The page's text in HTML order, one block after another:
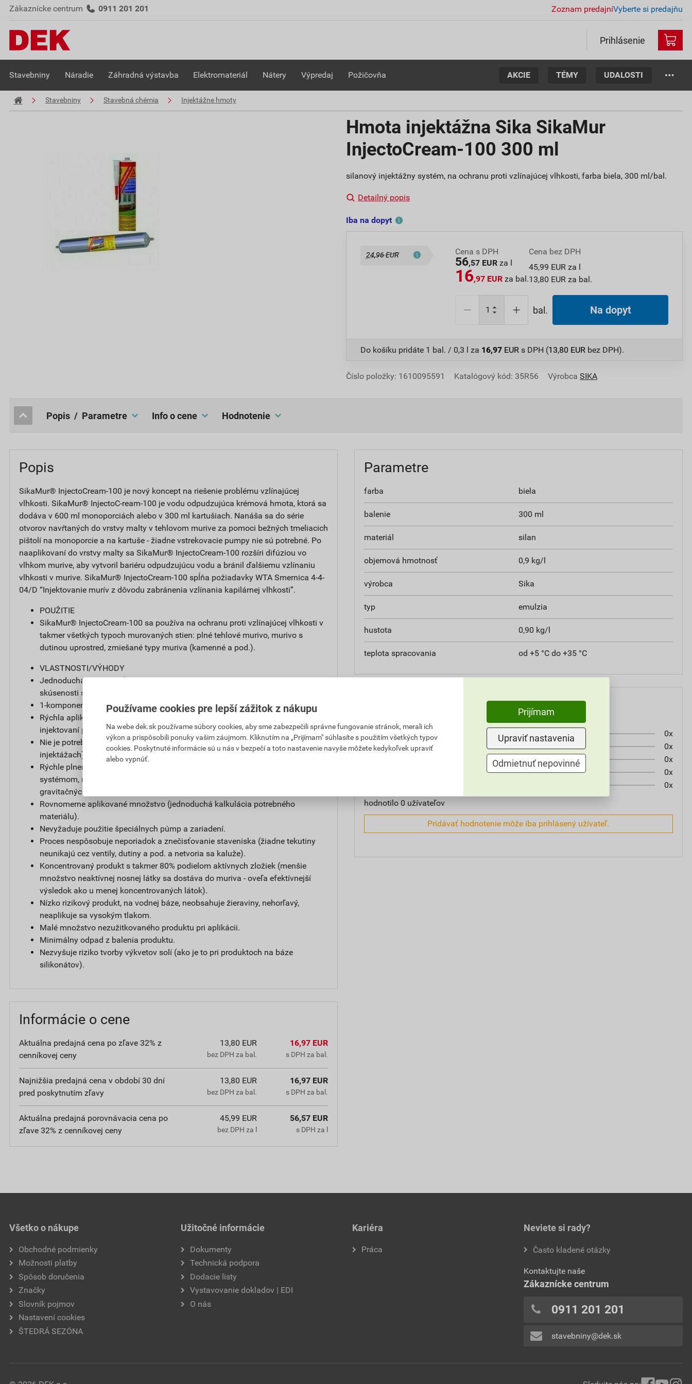
Zákaznícke centrum 0911 201 201 Zoznam predajníVyberte si predajňu
Prihlásenie
Stavebniny Náradie Záhradná výstavba Elektromateriál Nátery Výpredaj Požičovňa AKCIE TÉMY UDALOSTI
Stavebniny Stavebná chémia Injektážne hmoty
Hmota injektážna Sika SikaMur
InjectoCream-100 300 ml
silanový injektážny systém, na ochranu proti vzlínajúcej vlhkosti, farba biela, 300 ml/bal.
Detailný popis
Iba na dopyt
24,96 EUR Cena s DPH
56,57 EUR za l
16,97 EUR za bal.
Cena bez DPH
45,99 EUR za l
13,80 EUR za bal.
bal. Na dopyt
Do košíku pridáte 1 bal. / 0,3 l za 16,97 EUR s DPH (13,80 EUR bez DPH).
Číslo položky: 1610095591 Katalógový kód: 35R56 Výrobca SIKA
popis / Parametre Info o cene hodnotenie
Popis
SikaMur® InjectoCream-100 je nový koncept na riešenie problému vzlínajúcej
vlhkosti. SikaMur® InjectoC-ream-100 je vodu odpudzujúca krémová hmota, ktorá sa
dodáva v 600 ml monoporciách alebo v 300 ml kartušiach. Nanáša sa do série
otvorov navŕtaných do vrstvy malty v tehlovom murive za pomoci bežných tmeliacich
pištolí na monoporcie a na kartuše - žiadne vstrekovacie pumpy nie sú potrebné. Po
naaplikovaní do vrstvy malty sa SikaMur® InjectoCream-100 rozšíri difúziou vo
vlhkom murive, aby vytvoril bariéru odpudzujúcu vodu a bránil ďalšiemu vzlínaniu
vlhkosti v murive. SikaMur® InjectoCream-100 spĺňa požiadavky WTA Smernica 4-4-
04/D “Injektovanie murív z dôvodu zabránenia vzlínania kapilárnej vlhkosti”.
POUŽITIE
SikaMur® InjectoCream-100 sa používa na ochranu proti vzlínajúcej vlhkosti v
takmer všetkých typoch murovaných stien: plné tehlové murivo, murivo s
dutinou uprostred, zmiešané typy muriva (kamenné a pod.).
VLASTNOSTI/VÝHODY
Jednoduchá aplikácia (nízke riziko aplikačných chýb, nízke nároky na
skúsenosti s aplikáciou).
1-komponentný, pripravený na použitie.
Rýchla aplikácia (nepotrebuje dvojité vŕtanie, nepotrebuje čakanie, ako pri
injektovaní pod tlakom alebo gravitačnom injektovaní).
Nie je potrebné dočasné utesňovanie injektážnych otvorov (ako pri tlakových
injektážach).
Rýchle plnenie otvorov (nie je potrebný čas ako pri pumpovaní tlakovým
systémom, resp. nie je potrebné opätovné napĺňanie nádob ako pri
gravitačných spôsoboch injektovania).
Rovnomerne aplikované množstvo (jednoduchá kalkulácia potrebného
materiálu).
Nevyžaduje použitie špeciálnych púmp a zariadení.
Proces nespôsobuje neporiadok a znečisťovanie staveniska (žiadne tekutiny
neunikajú cez ventily, dutiny a pod. a netvoria sa kaluže).
Koncentrovaný produkt s takmer 80% podielom aktívnych zložiek (menšie
množstvo neaktívnej nosnej látky sa dostáva do muriva - oveľa efektívnejší
výsledok ako u menej koncentrovaných látok).
Nízko rizikový produkt, na vodnej báze, neobsahuje žieraviny, nehorľavý,
neaplikuje sa vysokým tlakom.
Malé množstvo nezužitkovaného produktu pri aplikácii.
Minimálny odpad z balenia produktu.
Nezvyšuje riziko tvorby výkvetov solí (ako je to pri produktoch na báze
silikonátov).
Informácie o cene
Aktuálna predajná cena po zľave 32% z
cenníkovej ceny
13,80 EUR
bez DPH za bal.
16,97 EUR
s DPH za bal.
Najnižšia predajná cena v období 30 dní
pred poskytnutím zľavy
13,80 EUR
bez DPH za bal.
16,97 EUR
s DPH za bal.
Aktuálna predajná porovnávacia cena po
zľave 32% z cenníkovej ceny
45,99 EUR
bez DPH za l
56,57 EUR
s DPH za l
Parametre
farba biela
balenie 300 ml
materiál silan
objemová hmotnosť 0,9 kg/l
výrobca Sika
typ emulzia
hustota 0,90 kg/l
teplota spracovania od +5 °C do +35 °C
0,0
hodnotilo 0 užívateľov
0x
0x
0x
0x
0x
Pridávať hodnotenie môže iba prihlásený užívateľ.
Všetko o nákupe
Obchodné podmienky
Možnosti platby
Spôsob doručenia
Značky
Slovník pojmov
Nastavení cookies
ŠTEDRÁ SEZÓNA
Užitočné informácie
Dokumenty
Technická podpora
Dodacie listy
Vystavovanie dokladov | EDI
O nás
Kariéra
Práca
Neviete si rady?
Často kladené otázky
Kontaktujte naše
Zákaznícke centrum
0911 201 201
stavebniny@dek.sk
Používame cookies pre lepší zážitok z nákupu
Na webe dek.sk používame súbory cookies, aby sme zabezpečili správne fungovanie stránok, merali ich
výkon a prispôsobili ponuky vašim záujmom. Kliknutím na „Prijímam" súhlasíte s použitím všetkých typov
cookies. Poskytnuté informácie sú u nás v bezpečí a toto nastavenie navyše môžete kedykoľvek upraviť
alebo vypnúť.
Prijímam
Upraviť nastavenia
Odmietnuť nepovinné